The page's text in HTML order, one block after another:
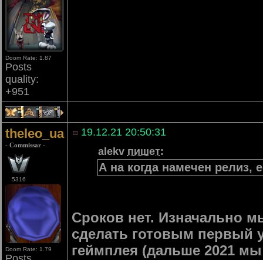
Doom Rate: 1.87
Posts
quality:
+951
1 3 1
theleo_ua
- Commissar -
5316
Doom Rate: 1.79
19.12.21 20:50:31
alekv пишет:
А на когда намечен релиз,
Сроков нет. Изначально
сделать готовым первый
геймплея (дальше 2021